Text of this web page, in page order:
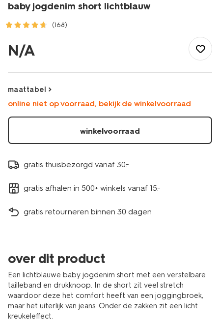
baby jogdenim short lichtblauw
(168)
broeken/kort/baby-
jogdenim-
lichtblauw-
1000017828.html
N/A
maattabel
online niet op voorraad, bekijk de winkelvoorraad
winkelvoorraad
gratis thuisbezorgd vanaf 30.-
gratis afhalen in 500+ winkels vanaf 15.-
gratis retourneren binnen 30 dagen
over dit product
Een lichtblauwe baby jogdenim short met een verstelbare
tailleband en drukknoop. In de short zit veel stretch
waardoor deze het comfort heeft van een joggingbroek,
maar het uiterlijk van jeans. Onder de zakken zit een licht
kreukeleffect.